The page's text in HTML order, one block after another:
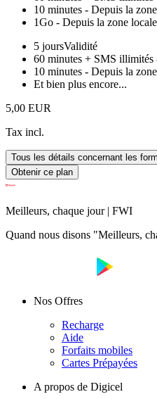
10 minutes - Depuis la
1Go - Depuis la zone locale
5 joursValidité
60 minutes + SMS illimités
10 minutes - Depuis la
Et bien plus encore...
5,00 EUR
Tax incl.
Tous les détails concernant les
Obtenir ce plan
Meilleurs, chaque jour | FWI
Quand nous disons "Meilleurs,
Nos Offres
Recharge
Aide
Forfaits mobiles
Cartes Prépayées
A propos de Digicel